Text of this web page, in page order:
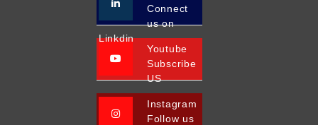
Connect
us on
Linkdin
Youtube
Subscribe
US
Instagram
Follow us